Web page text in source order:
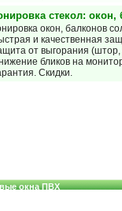
стекол: окон,
окон, балконов
и качественная
от выгорания
бликов на
Скидки.
окна ПВХ